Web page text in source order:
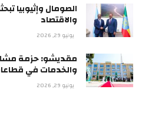
الصومال وإثيوبيا
والاقتصاد
يونيو 29, 2026
مقديشو: حزمة
والخدمات في
يونيو 29, 2026